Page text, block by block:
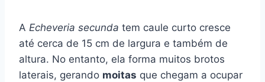
A Echeveria secunda tem caule curto cresce
até cerca de 15 cm de largura e também de
altura. No entanto, ela forma muitos brotos
laterais, gerando moitas que chegam a ocupar